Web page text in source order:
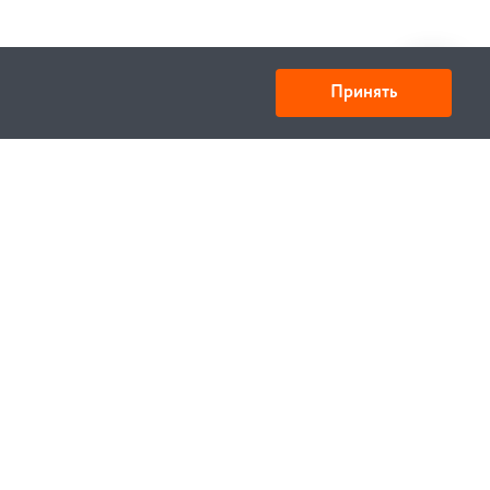
Принять